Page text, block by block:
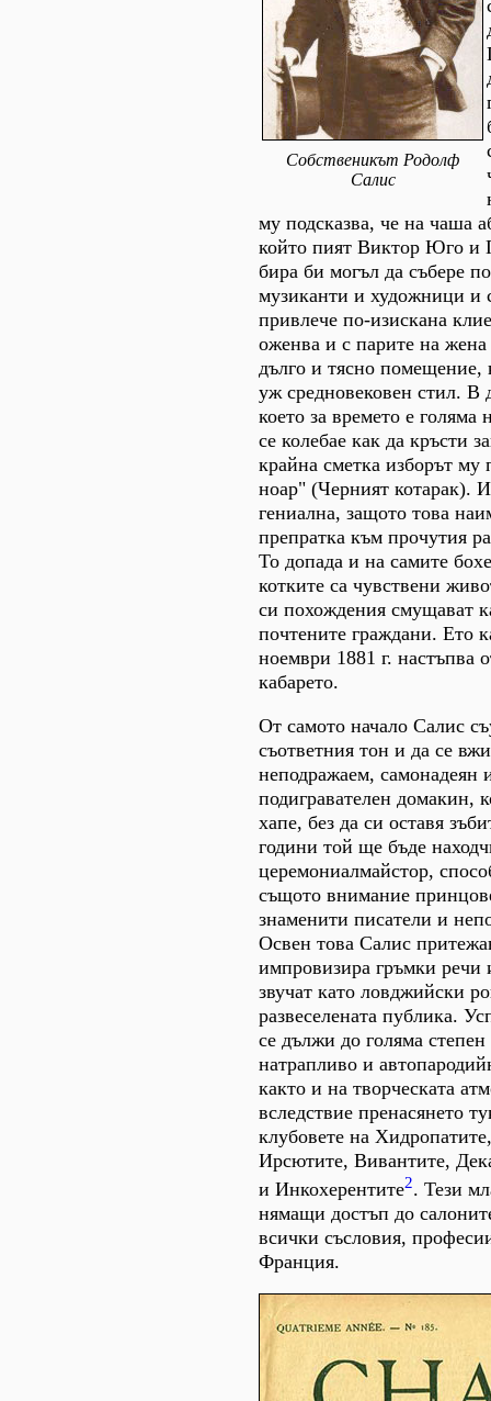
Собственикът Родолф
Салис
му подсказва, че на чаша
който пият Виктор Юго и
бира би могъл да събере
музиканти и художници и
привлече по-изискана
оженва и с парите на
дълго и тясно помещение,
уж средновековен стил. В
което за времето е голяма
се колебае как да кръсти
крайна сметка изборът
ноар" (Черният котарак).
гениална, защото това
препратка към прочутия
То допада и на самите
котките са чувствени
си похождения смущават
почтените граждани. Ето
ноември 1881 г. настъпва
кабарето.
От самото начало Салис
съответния тон и да се
неподражаем, самонадеян
подигравателен домакин,
хапе, без да си оставя
години той ще бъде
церемониалмайстор,
същото внимание
знаменити писатели и
Освен това Салис
импровизира гръмки речи
звучат като ловджийски
развеселената публика.
се дължи до голяма степен
натрапливо и
както и на творческата
вследствие пренасянето
клубовете на
Ирсютите, Вивантите,
и Инкохерентите2. Тези
нямащи достъп до
всички съсловия,
Франция.